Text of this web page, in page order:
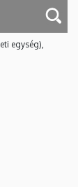
egység),